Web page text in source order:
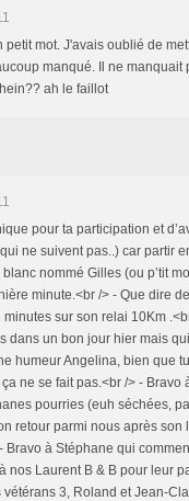
petit mot. J'avais oublié de
manqué. Il ne manquait
ah le faillot
pour ta participation et
ne suivent pas..) car partir
nommé Gilles (ou p’tit
minute.<br /> - Que dire
sur son relai 10Km
dans un bon jour hier mais
humeur Angelina, bien que
ne se fait pas.<br /> -
pourries (euh séchées,
retour parmi nous après
Bravo à Stéphane qui
nos Laurent B & B pour leur
3, Roland et Jean-